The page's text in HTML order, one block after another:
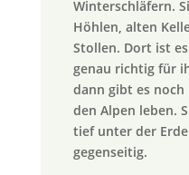
Winterschläfern.
Höhlen, alten
Stollen. Dort ist
genau richtig für
dann gibt es
den Alpen leben.
tief unter der
gegenseitig.